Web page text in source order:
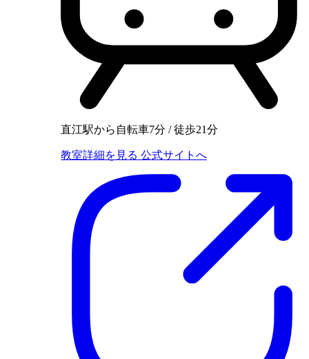
直江駅から自転車7分 / 徒歩21分
教室詳細を見る 公式サイトへ